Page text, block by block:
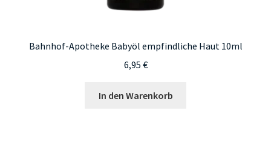
Bahnhof-Apotheke Babyöl empfindliche Haut 10ml
6,95 €
In den Warenkorb